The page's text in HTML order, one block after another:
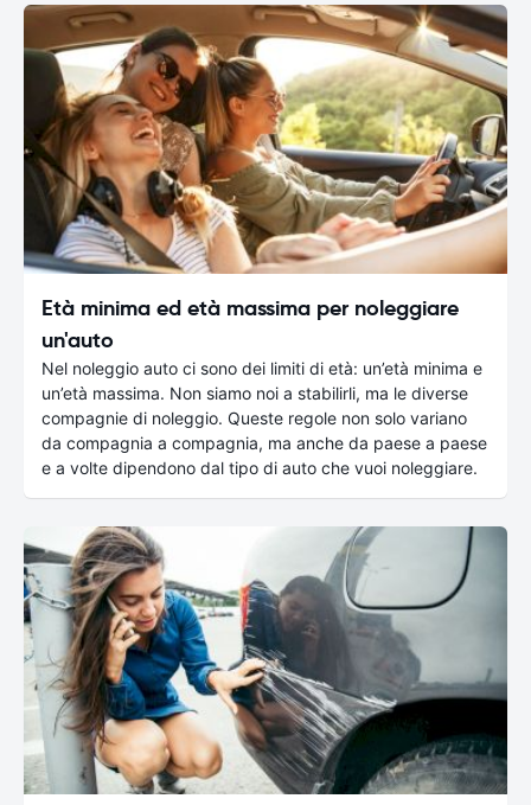
Età minima ed età massima per noleggiare
un'auto
Nel noleggio auto ci sono dei limiti di età: un’età minima e
un’età massima. Non siamo noi a stabilirli, ma le diverse
compagnie di noleggio. Queste regole non solo variano
da compagnia a compagnia, ma anche da paese a paese
e a volte dipendono dal tipo di auto che vuoi noleggiare.